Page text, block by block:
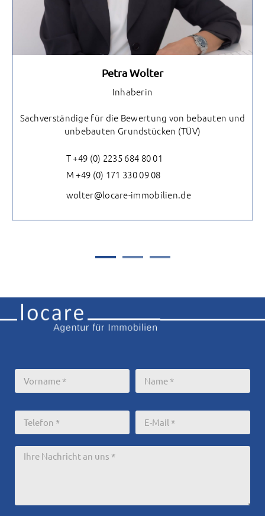
Petra Wolter
Inhaberin
Sachverständige für die Bewertung von bebauten und
unbebauten Grundstücken (TÜV)
T +49 (0) 2235 684 80 01
M +49 (0) 171 330 09 08
wolter@locare-immobilien.de